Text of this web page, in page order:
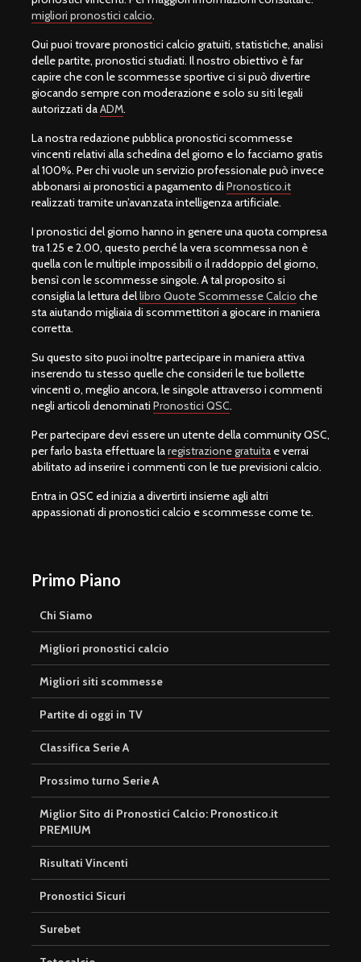
migliori pronostici calcio.
Qui puoi trovare pronostici calcio gratuiti, statistiche, analisi
delle partite, pronostici studiati. Il nostro obiettivo è far
capire che con le scommesse sportive ci si può divertire
giocando sempre con moderazione e solo su siti legali
autorizzati daADM.
La nostra redazione pubblica pronostici scommesse
vincenti relativi alla schedina del giorno e lo facciamo gratis
al 100%. Per chi vuole un servizio professionale può invece
abbonarsi ai pronostici a pagamento di Pronostico.it
realizzati tramite un’avanzata intelligenza artificiale.
I pronostici del giorno hanno in genere una quota compresa
tra 1.25 e 2.00, questo perché la vera scommessa non è
quella con le multiple impossibili o il raddoppio del giorno,
bensì con le scommesse singole. A tal proposito si
consiglia la lettura dellibro Quote Scommesse Calcio che
sta aiutando migliaia di scommettitori a giocare in maniera
corretta.
Su questo sito puoi inoltre partecipare in maniera attiva
inserendo tu stesso quelle che consideri le tue bollette
vincenti o, meglio ancora, le singole attraverso i commenti
negli articoli denominati Pronostici QSC.
Per partecipare devi essere un utente della community QSC,
per farlo basta effettuare laregistrazione gratuita e verrai
abilitato ad inserire i commenti con le tue previsioni calcio.
Entra in QSC ed inizia a divertirti insieme agli altri
appassionati di pronostici calcio e scommesse come te.
Primo Piano
Chi Siamo
Migliori pronostici calcio
Migliori siti scommesse
Partite di oggi in TV
Classifica Serie A
Prossimo turno Serie A
Miglior Sito di Pronostici Calcio: Pronostico.it
PREMIUM
Risultati Vincenti
Pronostici Sicuri
Surebet